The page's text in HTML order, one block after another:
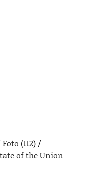
Foto (112)
of the Union